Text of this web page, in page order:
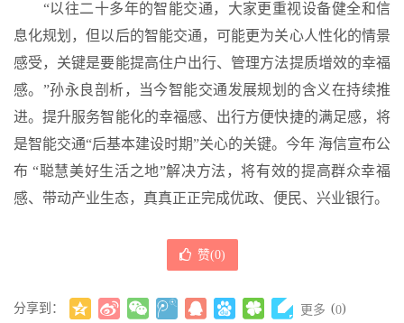
“以往二十多年的智能交通，大家更重视设备健全和信
息化规划，但以后的智能交通，可能更为关心人性化的情景
感受，关键是要能提高住户出行、管理方法提质增效的幸福
感。”孙永良剖析，当今智能交通发展规划的含义在持续推
进。提升服务智能化的幸福感、出行方便快捷的满足感，将
是智能交通“后基本建设时期”关心的关键。今年 海信宣布公
布 “聪慧美好生活之地”解决方法，将有效的提高群众幸福
感、带动产业生态，真真正正完成优政、便民、兴业银行。
赞(0)
分享到： 更多 (0)